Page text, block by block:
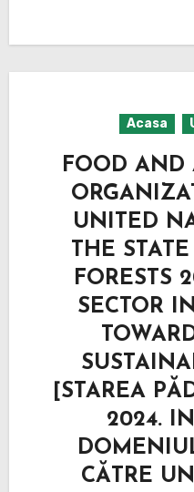
Acasa
FOOD AND
UNITED
THE
FORESTS
SECTOR
[STAREA
2024.
CĂTRE